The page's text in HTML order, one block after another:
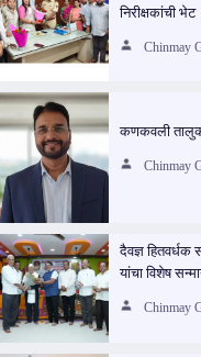
निरीक्षकांची भेट
Chinmay
कणकवली
Chinmay
दैवज्ञ हितवर्धक
यांचा विशेष
Chinmay